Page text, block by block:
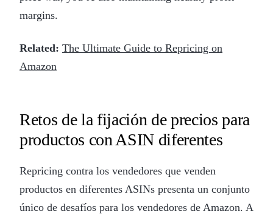
margins.
Related: The Ultimate Guide to Repricing on
Amazon
Retos de la fijación de precios para
productos con ASIN diferentes
Repricing contra los vendedores que venden
productos en diferentes ASINs presenta un conjunto
único de desafíos para los vendedores de Amazon. A